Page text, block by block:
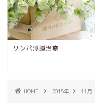
リンパ浮腫治療
HOME 2015年 11月